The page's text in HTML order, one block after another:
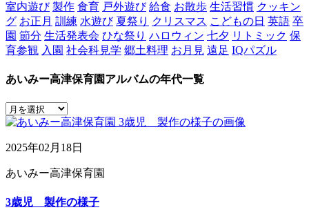
室内遊び 製作 食育 戸外遊び 給食 お散歩 生活習慣 クッキン
グ お正月 訓練 水遊び 夏祭り クリスマス こどもの日 英語 卒
園 節分 生活発表会 ひな祭り ハロウィン 七夕 リトミック 保
育参観 入園 社会科見学 郷土料理 お月見 遠足 IQパズル
あいみー高津保育園アルバムの年代一覧
2025年02月18日
あいみー高津保育園
3歳児 製作の様子